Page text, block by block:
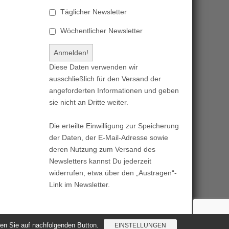
Täglicher Newsletter
Wöchentlicher Newsletter
Diese Daten verwenden wir
ausschließlich für den Versand der
angeforderten Informationen und geben
sie nicht an Dritte weiter.
Die erteilte Einwilligung zur Speicherung
der Daten, der E-Mail-Adresse sowie
deren Nutzung zum Versand des
Newsletters kannst Du jederzeit
widerrufen, etwa über den „Austragen“-
Link im Newsletter.
Sie auf nachfolgenden Button. EINSTELLUNGEN